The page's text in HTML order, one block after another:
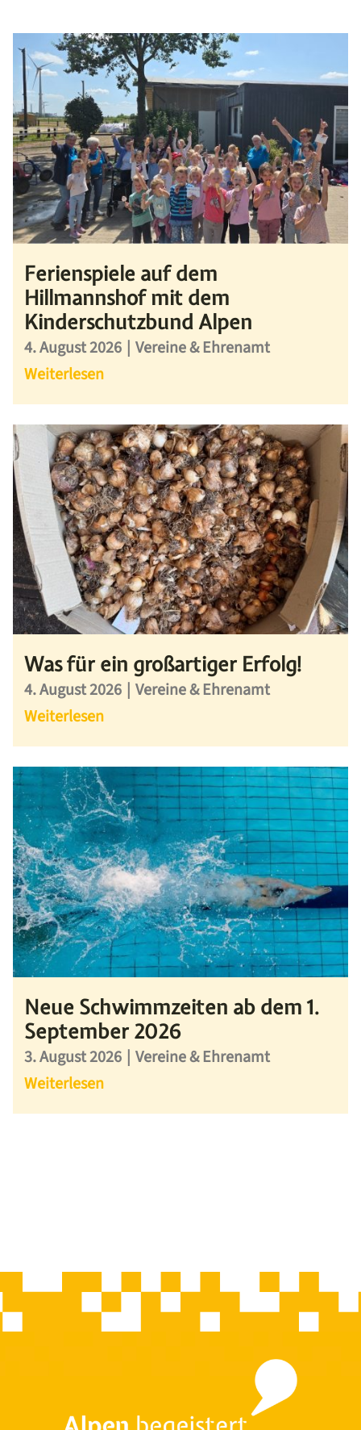
Ferienspiele auf dem
Hillmannshof mit dem
Kinderschutzbund Alpen
4. August 2026 | Vereine & Ehrenamt
Weiterlesen
Was für ein großartiger Erfolg!
4. August 2026 | Vereine & Ehrenamt
Weiterlesen
Neue Schwimmzeiten ab dem 1.
September 2026
3. August 2026 | Vereine & Ehrenamt
Weiterlesen